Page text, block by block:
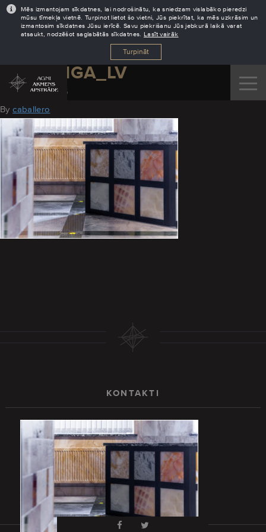
Mēs izmantojam sīkdatnes, lai nodrošinātu, ka sniedzam vislabāko pieredzi
mūsu tīmekļa vietnē. Turpinot lietot šo vietni, Jūs piekrītat, ka mēs uzkrāsim un
izmantosim sīkdatnes Jūsu ierīcē. Savu piekrišanu Jūs jebkurā laikā varat
atsaukt, nodzēšot saglabātās sīkdatnes. Lasīt vairāk
Turpināt
AGNI_RIGA_LV
October 31, 2016
Bycaballero
KONTAKTI